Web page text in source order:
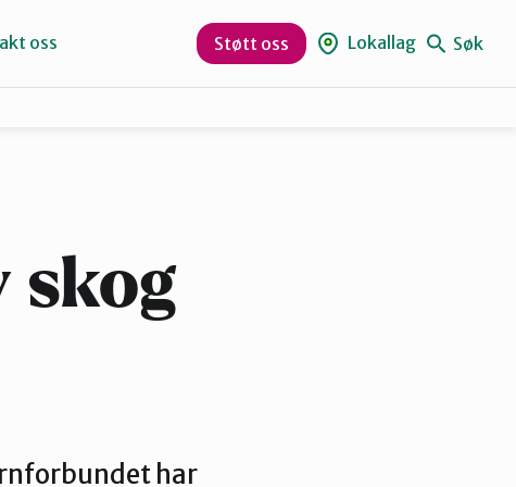
Suldal
oss Støtt oss Lokallag Søk
skog
har